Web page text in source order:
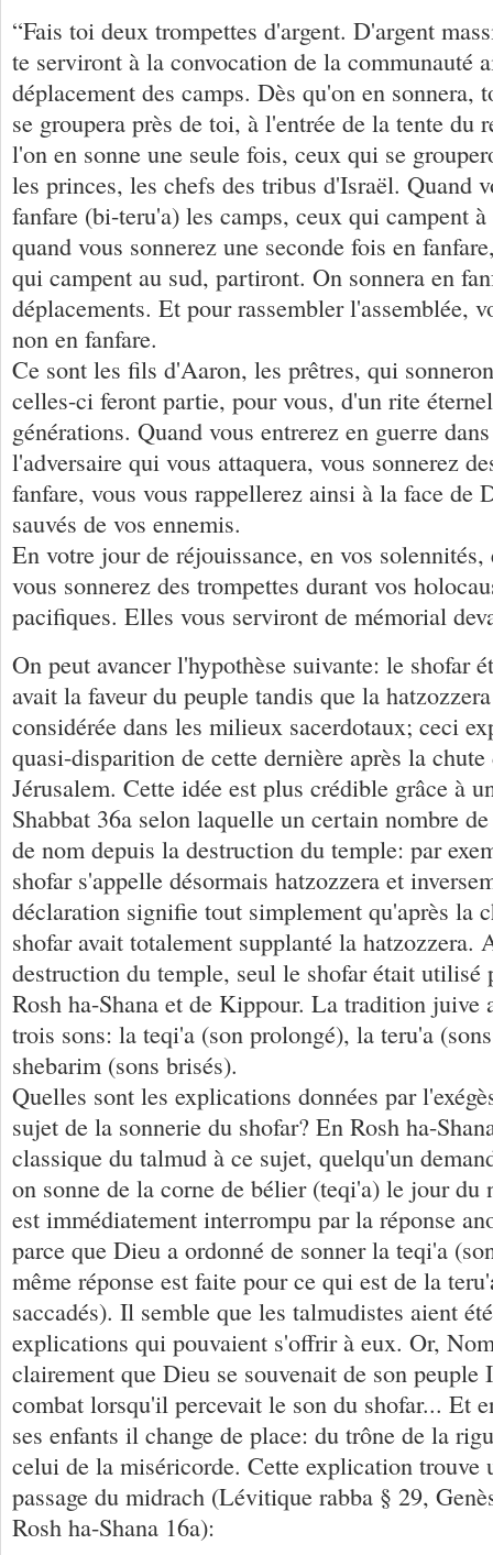
“Fais toi deux trompettes d'argent. D'argent
te serviront à la convocation de la communauté
déplacement des camps. Dès qu'on en sonnera,
se groupera près de toi, à l'entrée de la tente du
l'on en sonne une seule fois, ceux qui se
les princes, les chefs des tribus d'Israël. Quand
fanfare (bi-teru'a) les camps, ceux qui campent
quand vous sonnerez une seconde fois en
qui campent au sud, partiront. On sonnera en
déplacements. Et pour rassembler l'assemblée,
non en fanfare.
Ce sont les fils d'Aaron, les prêtres, qui
celles-ci feront partie, pour vous, d'un rite
générations. Quand vous entrerez en guerre
l'adversaire qui vous attaquera, vous sonnerez
fanfare, vous vous rappellerez ainsi à la face de
sauvés de vos ennemis.
En votre jour de réjouissance, en vos solennités,
vous sonnerez des trompettes durant vos
pacifiques. Elles vous serviront de mémorial
On peut avancer l'hypothèse suivante: le shofar
avait la faveur du peuple tandis que la
considérée dans les milieux sacerdotaux; ceci
quasi-disparition de cette dernière après la
Jérusalem. Cette idée est plus crédible grâce à
Shabbat 36a selon laquelle un certain nombre
de nom depuis la destruction du temple: par
shofar s'appelle désormais hatzozzera et
déclaration signifie tout simplement qu'après la
shofar avait totalement supplanté la hatzozzera.
destruction du temple, seul le shofar était utilisé
Rosh ha-Shana et de Kippour. La tradition juive
trois sons: la teqi'a (son prolongé), la teru'a
shebarim (sons brisés).
Quelles sont les explications données par
sujet de la sonnerie du shofar? En Rosh ha-
classique du talmud à ce sujet, quelqu'un
on sonne de la corne de bélier (teqi'a) le jour du
est immédiatement interrompu par la réponse
parce que Dieu a ordonné de sonner la teqi'a
même réponse est faite pour ce qui est de la
saccadés). Il semble que les talmudistes aient
explications qui pouvaient s'offrir à eux. Or,
clairement que Dieu se souvenait de son peuple
combat lorsqu'il percevait le son du shofar... Et
ses enfants il change de place: du trône de la
celui de la miséricorde. Cette explication trouve
passage du midrach (Lévitique rabba § 29,
Rosh ha-Shana 16a):